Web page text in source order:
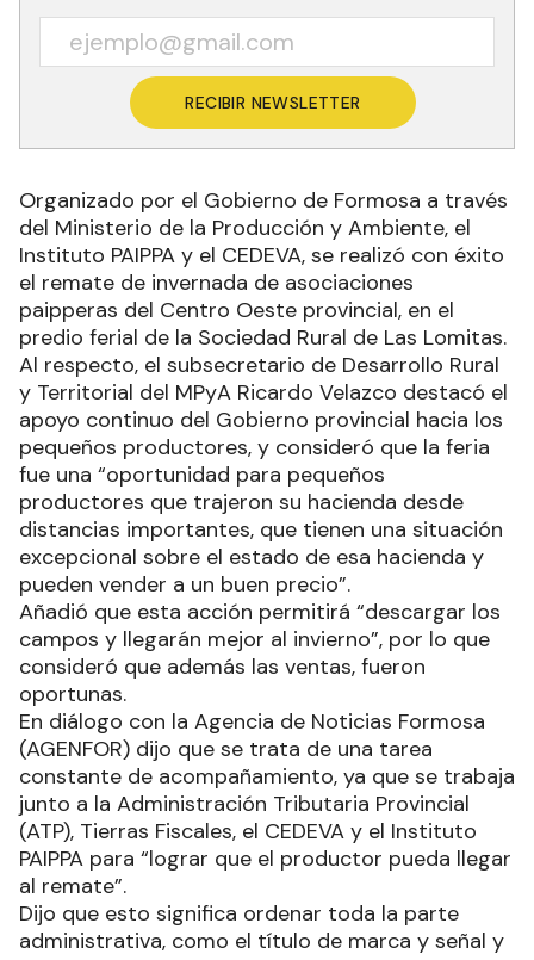
RECIBIR NEWSLETTER
Organizado por el Gobierno de Formosa a través
del Ministerio de la Producción y Ambiente, el
Instituto PAIPPA y el CEDEVA, se realizó con éxito
el remate de invernada de asociaciones
paipperas del Centro Oeste provincial, en el
predio ferial de la Sociedad Rural de Las Lomitas.
Al respecto, el subsecretario de Desarrollo Rural
y Territorial del MPyA Ricardo Velazco destacó el
apoyo continuo del Gobierno provincial hacia los
pequeños productores, y consideró que la feria
fue una “oportunidad para pequeños
productores que trajeron su hacienda desde
distancias importantes, que tienen una situación
excepcional sobre el estado de esa hacienda y
pueden vender a un buen precio”.
Añadió que esta acción permitirá “descargar los
campos y llegarán mejor al invierno”, por lo que
consideró que además las ventas, fueron
oportunas.
En diálogo con la Agencia de Noticias Formosa
(AGENFOR) dijo que se trata de una tarea
constante de acompañamiento, ya que se trabaja
junto a la Administración Tributaria Provincial
(ATP), Tierras Fiscales, el CEDEVA y el Instituto
PAIPPA para “lograr que el productor pueda llegar
al remate”.
Dijo que esto significa ordenar toda la parte
administrativa, como el título de marca y señal y